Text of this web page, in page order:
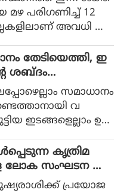
സയ്യിദ് അസിം
അടുത്ത
അറിയപ്പെടുന്ന ന
പാകിസ്ഥാന്റെ
ഒ
രാജ്യത്തെ മ
കഴിയുമെന്ന് പറ
മഴ പരിഗണിച്ച് 12
അവധി പ്ര
തേടിയെത്തി, ഇ
ശബ്ദം
പോസ്റ്റുമായി
ഒരു ബ്രെയ്ക്ക
സോഷ്യല്‍
സമാധാനം
വ
ഇടങ്ങളെല്ലാം ഉ
കൃത്രിമ
ലോക സംഘടന ആ
ഇല്ല
പ്രയോജ